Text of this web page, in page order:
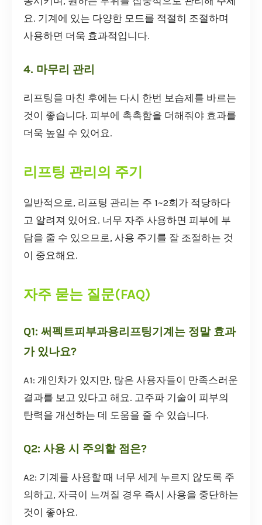
요. 기계에 있는 다양한 모드를 적절히 조절하며
사용하면 더욱 효과적입니다.
4. 마무리 관리
리프팅을 마친 후에는 다시 한번 보습제를 바르는
것이 좋습니다. 피부에 촉촉함을 더해줘야 효과를
더욱 높일 수 있어요.
리프팅 관리의 주기
일반적으로, 리프팅 관리는 주 1~2회가 적당하다
고 알려져 있어요. 너무 자주 사용하면 피부에 부
담을 줄 수 있으므로, 사용 주기를 잘 조절하는 것
이 중요해요.
자주 묻는 질문(FAQ)
Q1: 써펙트피부과용리프팅기계는 정말 효과
가 있나요?
A1: 개인차가 있지만, 많은 사용자들이 만족스러운
결과를 보고 있다고 해요. 고주파 기술이 피부의
탄력을 개선하는 데 도움을 줄 수 있습니다.
Q2: 사용 시 주의할 점은?
A2: 기계를 사용할 때 너무 세게 누르지 않도록 주
의하고, 자극이 느껴질 경우 즉시 사용을 중단하는
것이 좋아요.